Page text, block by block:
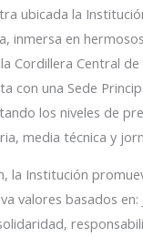
ubicada la
inmersa en
Cordillera Central de
con una Sede
los niveles de
media técnica y
la Institución
valores basados en: